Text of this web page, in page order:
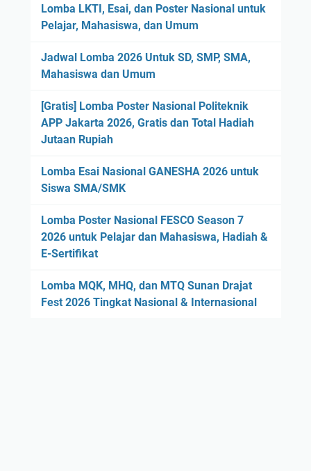
Lomba LKTI, Esai, dan Poster Nasional untuk
Pelajar, Mahasiswa, dan Umum
Jadwal Lomba 2026 Untuk SD, SMP, SMA,
Mahasiswa dan Umum
[Gratis] Lomba Poster Nasional Politeknik
APP Jakarta 2026, Gratis dan Total Hadiah
Jutaan Rupiah
Lomba Esai Nasional GANESHA 2026 untuk
Siswa SMA/SMK
Lomba Poster Nasional FESCO Season 7
2026 untuk Pelajar dan Mahasiswa, Hadiah &
E-Sertifikat
Lomba MQK, MHQ, dan MTQ Sunan Drajat
Fest 2026 Tingkat Nasional & Internasional